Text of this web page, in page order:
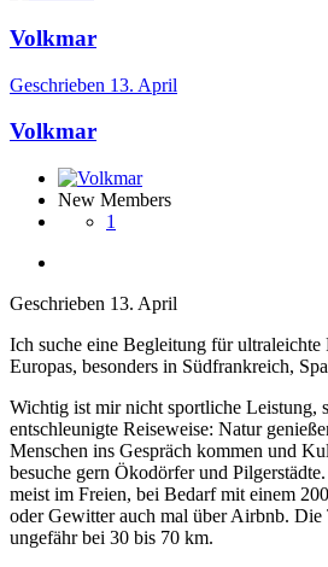
Volkmar
Geschrieben 13. April
Volkmar
New Members
1
Geschrieben 13. April
Ich suche eine Begleitung für ultraleichte
Europas, besonders in Südfrankreich,
Wichtig ist mir nicht sportliche Leistung,
entschleunigte Reiseweise: Natur
Menschen ins Gespräch kommen und
besuche gern Ökodörfer und
meist im Freien, bei Bedarf mit einem
oder Gewitter auch mal über Airbnb. Die
ungefähr bei 30 bis 70 km.